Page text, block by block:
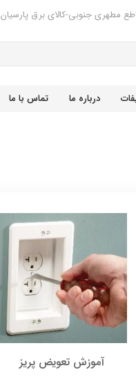
مطهری جنوبی-کالای برق پارسیان
درباره ما تماس با ما
آموزش تعویض پریز